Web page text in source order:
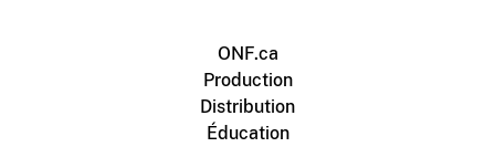
ONF.ca
Production
Distribution
Éducation